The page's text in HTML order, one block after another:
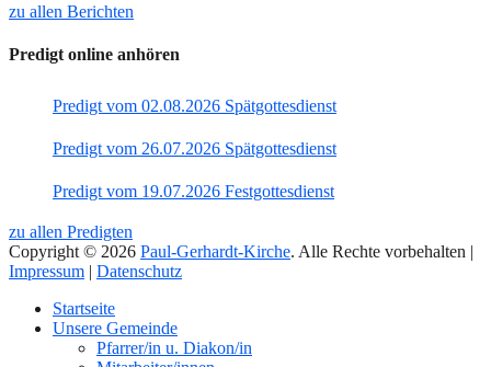
zu allen Berichten
Predigt online anhören
Predigt vom 02.08.2026 Spätgottesdienst
Predigt vom 26.07.2026 Spätgottesdienst
Predigt vom 19.07.2026 Festgottesdienst
zu allen Predigten
Copyright © 2026 Paul-Gerhardt-Kirche. Alle Rechte vorbehalten |
Impressum | Datenschutz
oben
Startseite
Unsere Gemeinde
Pfarrer/in u. Diakon/in